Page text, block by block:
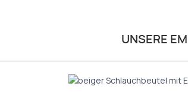
UNSERE